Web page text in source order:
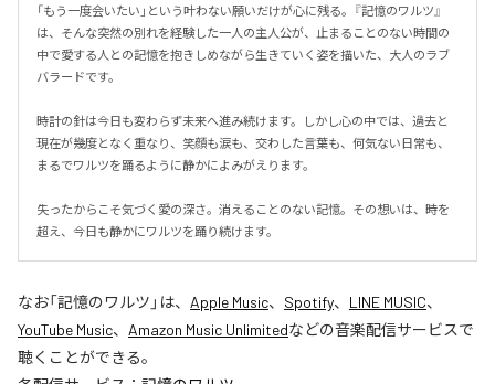
「もう一度会いたい」という叶わない願いだけが心に残る。『記憶のワルツ』
は、そんな突然の別れを経験した一人の主人公が、止まることのない時間の
中で愛する人との記憶を抱きしめながら生きていく姿を描いた、大人のラブ
バラードです。
時計の針は今日も変わらず未来へ進み続けます。しかし心の中では、過去と
現在が幾度となく重なり、笑顔も涙も、交わした言葉も、何気ない日常も、
まるでワルツを踊るように静かによみがえります。
失ったからこそ気づく愛の深さ。消えることのない記憶。その想いは、時を
超え、今日も静かにワルツを踊り続けます。
なお「記憶のワルツ 」は、 Apple Music、 Spotify、 LINE MUSIC、
YouTube Music、 Amazon Music Unlimitedなどの音楽配信サービスで
聴くことができる。